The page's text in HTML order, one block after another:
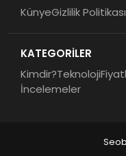
KünyeGizlilik Politikası
KATEGORİLER
Kimdir?Teknoloji
İncelemeler